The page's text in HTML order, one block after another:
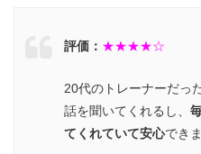
評価： ★★★★☆
20代のトレーナーだっ
話を聞いてくれるし、
てくれていて安心でき